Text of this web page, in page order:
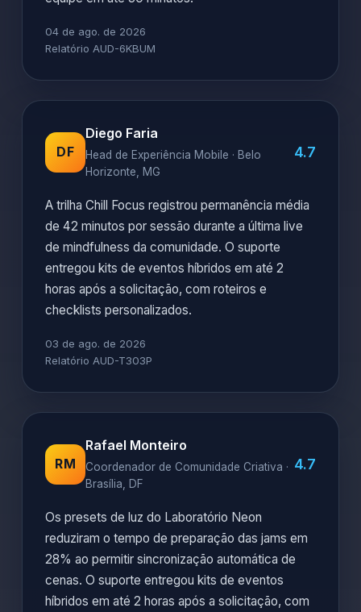
04 de ago. de 2026
Relatório AUD-6KBUM
DF
Diego Faria
Head de Experiência Mobile · Belo
Horizonte, MG
4.7
A trilha Chill Focus registrou permanência média
de 42 minutos por sessão durante a última live
de mindfulness da comunidade. O suporte
entregou kits de eventos híbridos em até 2
horas após a solicitação, com roteiros e
checklists personalizados.
03 de ago. de 2026
Relatório AUD-T303P
RM
Rafael Monteiro
Coordenador de Comunidade Criativa ·
Brasília, DF
4.7
Os presets de luz do Laboratório Neon
reduziram o tempo de preparação das jams em
28% ao permitir sincronização automática de
cenas. O suporte entregou kits de eventos
híbridos em até 2 horas após a solicitação, com